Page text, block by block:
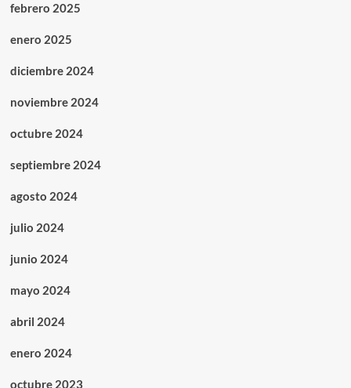
febrero 2025
enero 2025
diciembre 2024
noviembre 2024
octubre 2024
septiembre 2024
agosto 2024
julio 2024
junio 2024
mayo 2024
abril 2024
enero 2024
octubre 2023